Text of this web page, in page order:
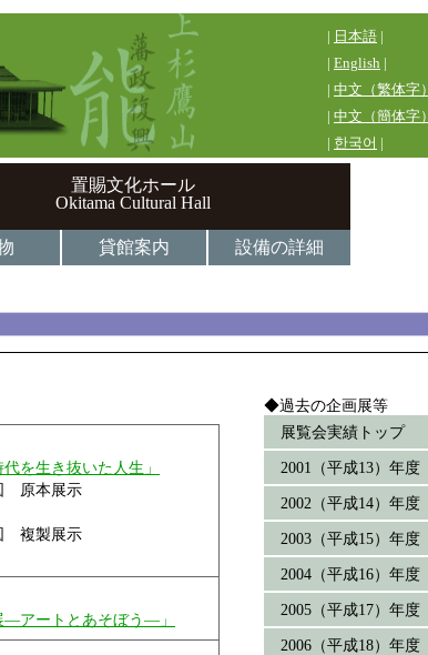
日本語
English
中文（繁体字）
中文（簡体字）
한국어
置賜文化ホール
Okitama Cultural Hall
貸館案内 設備の詳細
◆過去の企画展等
展覧会実績トップ
2001（平成13）年度
2002（平成14）年度
2003（平成15）年度
2004（平成16）年度
2005（平成17）年度
2006（平成18）年度
を生き抜いた人生」
原本展示
複製展示
―アートとあそぼう―」